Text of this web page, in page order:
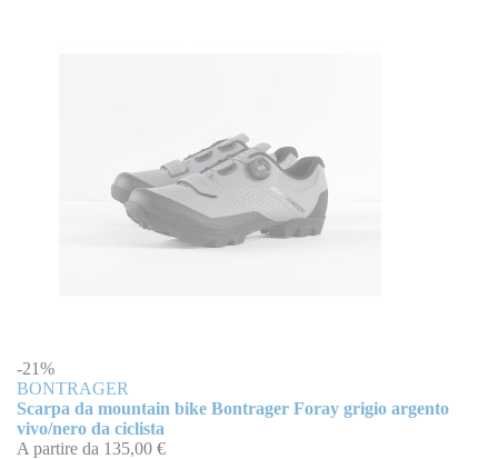
-21%
BONTRAGER
Scarpa da mountain bike Bontrager Foray grigio argento
vivo/nero da ciclista
A partire da 135,00 €